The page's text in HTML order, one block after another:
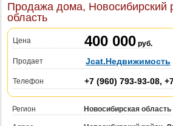
Продажа дома, Новосибирский
область
Цена 400 000 руб.
Продает Jcat.Недвижимость
Телефон +7 (960) 793-93-08,
Регион Новосибирская область